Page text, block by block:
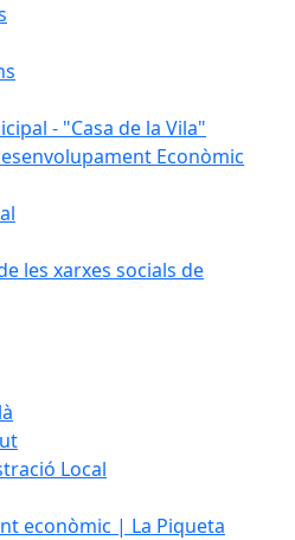
- "Casa de la Vila"
Econòmic
les xarxes socials de
Local
econòmic | La Piqueta